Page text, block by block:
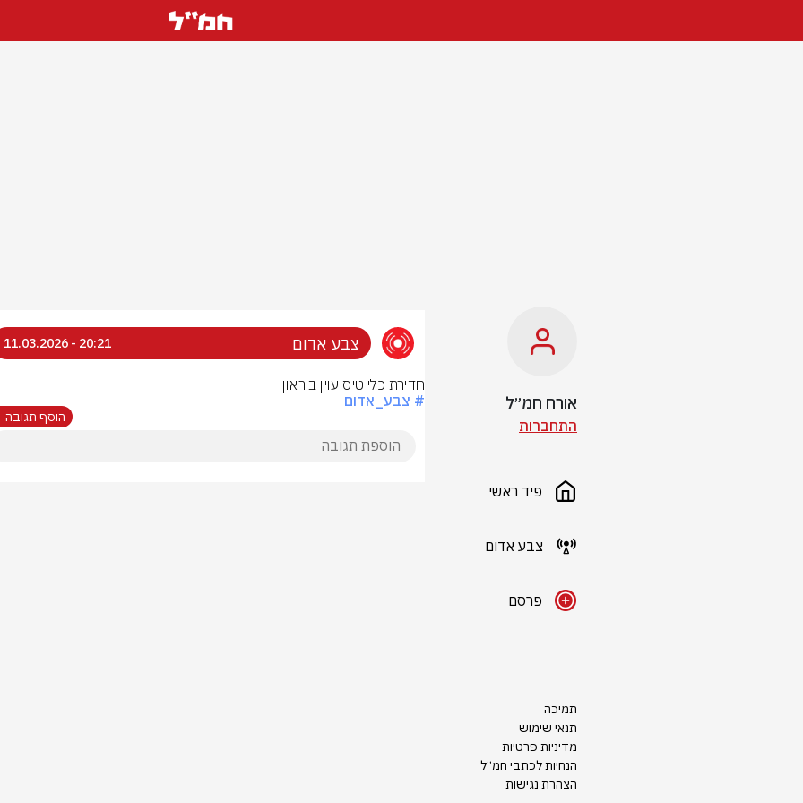
אורח חמ״ל
התחברות
פיד ראשי
צבע אדום
פרסם
תמיכה
תנאי שימוש
מדיניות פרטיות
הנחיות לכתבי חמ״ל
הצהרת נגישות
צבע אדום 20:21 - 11.03.2026
חדירת כלי טיס עוין ביראון
# צבע_אדום
הוסף תגובה